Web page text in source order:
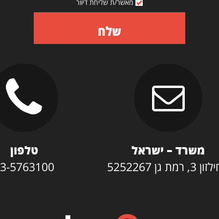
מאשר/ת שליחת דיוור
שלח
משרד – ישראל
גן 5252267
טלפון
5763100